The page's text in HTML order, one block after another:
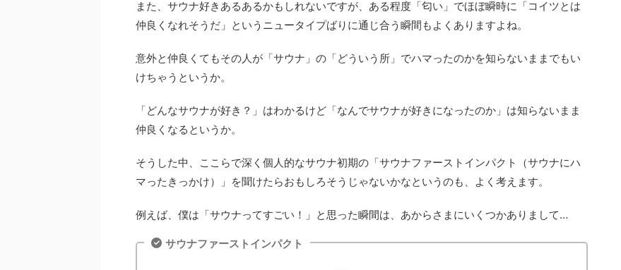
また、サウナ好きあるあるかもしれないですが、ある程度「匂い」でほぼ瞬時に「コイツとは
仲良くなれそうだ」というニュータイプばりに通じ合う瞬間もよくありますよね。
意外と仲良くてもその人が「サウナ」の「どういう所」でハマったのかを知らないままでもい
けちゃうというか。
「どんなサウナが好き？」はわかるけど「なんでサウナが好きになったのか」は知らないまま
仲良くなるというか。
そうした中、ここらで深く個人的なサウナ初期の「サウナファーストインパクト（サウナにハ
マったきっかけ）」を聞けたらおもしろそうじゃないかなというのも、よく考えます。
例えば、僕は「サウナってすごい！」と思った瞬間は、あからさまにいくつかありまして…
サウナファーストインパクト